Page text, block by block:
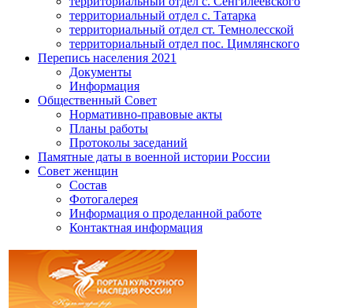
территориальный отдел с. Татарка
территориальный отдел ст. Темнолесской
территориальный отдел пос. Цимлянского
Перепись населения 2021
Документы
Информация
Общественный Совет
Нормативно-правовые акты
Планы работы
Протоколы заседаний
Памятные даты в военной истории России
Совет женщин
Состав
Фотогалерея
Информация о проделанной работе
Контактная информация